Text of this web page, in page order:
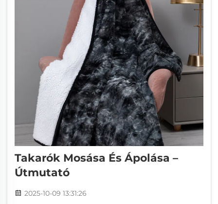
Takarók Mosása És Ápolása –
Útmutató
2025-10-09 13:31:26